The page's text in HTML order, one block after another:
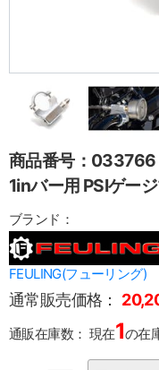
商品番号：033766
1inバー用 PSIゲー
ブランド：
FEULING(フューリング)
通常販売価格：
通販在庫数： 現在1の在